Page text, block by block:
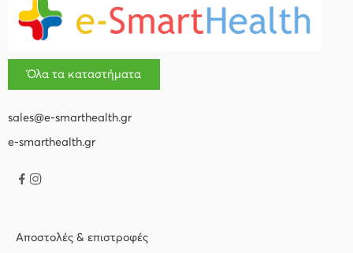
Όλα τα καταστήματα
sales@e-smarthealth.gr
e-smarthealth.gr
Αποστολές & επιστροφές